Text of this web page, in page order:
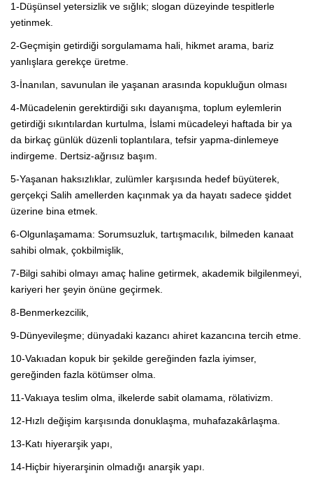
1-Düşünsel yetersizlik ve sığlık; slogan düzeyinde tespitlerle
yetinmek.
2-Geçmişin getirdiği sorgulamama hali, hikmet arama, bariz
yanlışlara gerekçe üretme.
3-İnanılan, savunulan ile yaşanan arasında kopukluğun olması
4-Mücadelenin gerektirdiği sıkı dayanışma, toplum eylemlerin
getirdiği sıkıntılardan kurtulma, İslami mücadeleyi haftada bir ya
da birkaç günlük düzenli toplantılara, tefsir yapma-dinlemeye
indirgeme. Dertsiz-ağrısız başım.
5-Yaşanan haksızlıklar, zulümler karşısında hedef büyüterek,
gerçekçi Salih amellerden kaçınmak ya da hayatı sadece şiddet
üzerine bina etmek.
6-Olgunlaşamama: Sorumsuzluk, tartışmacılık, bilmeden kanaat
sahibi olmak, çokbilmişlik,
7-Bilgi sahibi olmayı amaç haline getirmek, akademik bilgilenmeyi,
kariyeri her şeyin önüne geçirmek.
8-Benmerkezcilik,
9-Dünyevileşme; dünyadaki kazancı ahiret kazancına tercih etme.
10-Vakıadan kopuk bir şekilde gereğinden fazla iyimser,
gereğinden fazla kötümser olma.
11-Vakıaya teslim olma, ilkelerde sabit olamama, rölativizm.
12-Hızlı değişim karşısında donuklaşma, muhafazakârlaşma.
13-Katı hiyerarşik yapı,
14-Hiçbir hiyerarşinin olmadığı anarşik yapı.